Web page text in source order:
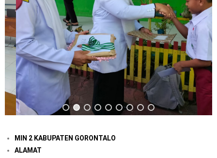
MIN 2 KABUPATEN GORONTALO
ALAMAT